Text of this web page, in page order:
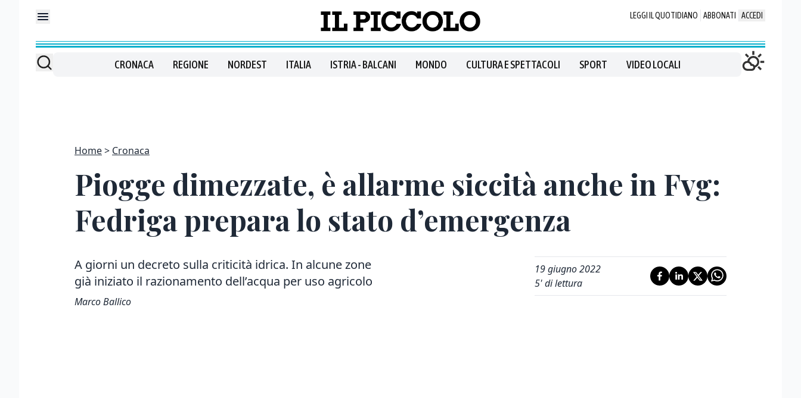
LEGGI IL QUOTIDIANO ABBONATI ACCEDI
CRONACA REGIONE NORDEST ITALIA ISTRIA - BALCANI MONDO CULTURA E SPETTACOLI SPORT VIDEO LOCALI
Home Cronaca
Piogge dimezzate, è allarme siccità anche in Fvg:
Fedriga prepara lo stato d’emergenza
A giorni un decreto sulla criticità idrica. In alcune zone
già iniziato il razionamento dell’acqua per uso agricolo
Marco Ballico
19 giugno 2022
5' di lettura